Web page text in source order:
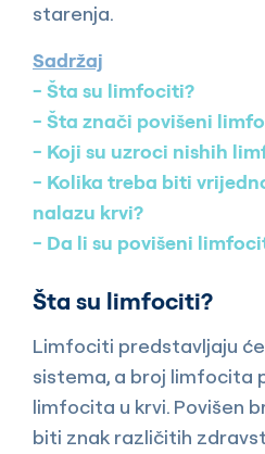
starenja.
Sadržaj
Šta su limfociti?
Šta znači povišeni
Koji su uzroci nishih
Kolika treba biti
nalazu krvi?
Da li su povišeni
Šta su limfociti?
Limfociti predstavljaju
sistema, a broj limfocita
limfocita u krvi. Povišen
biti znak različitih